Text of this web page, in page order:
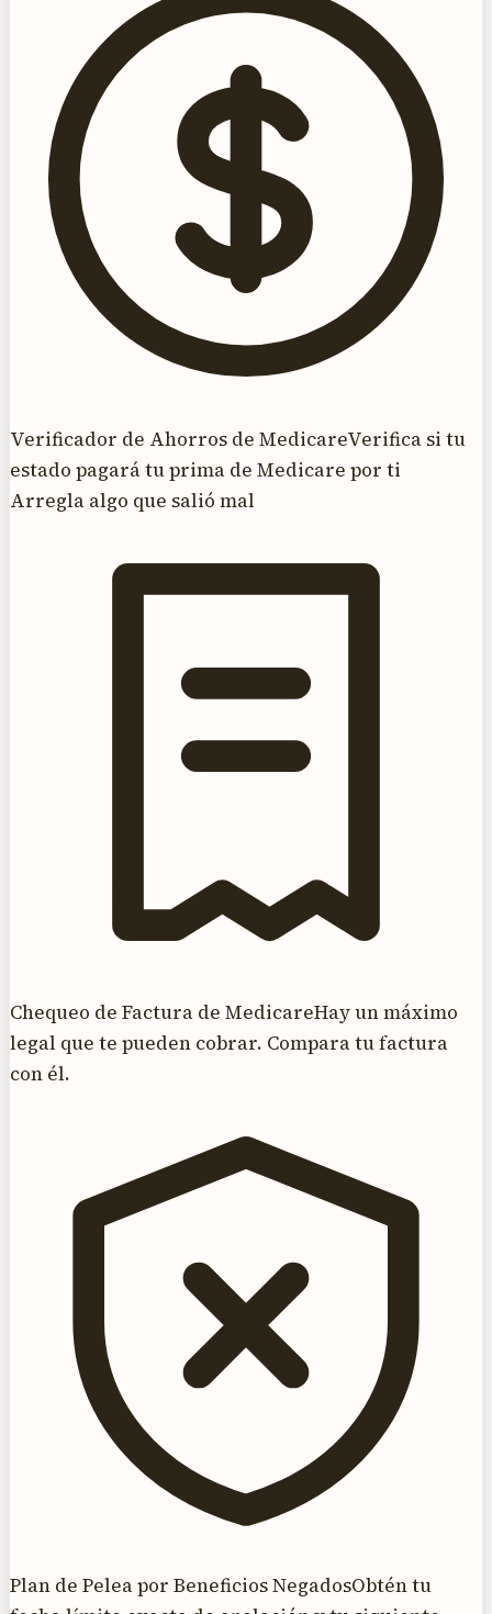
Verificador de Ahorros de MedicareVerifica si tu
estado pagará tu prima de Medicare por ti
Arregla algo que salió mal
Chequeo de Factura de MedicareHay un máximo
legal que te pueden cobrar. Compara tu factura
con él.
Plan de Pelea por Beneficios NegadosObtén tu